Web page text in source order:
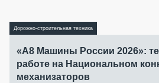
Дорожно-строительная техника
«А8 Машины России 2026»:
работе на Национальном
механизаторов